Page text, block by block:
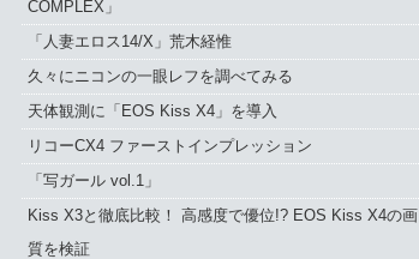
COMPLEX」
「人妻エロス14/X」荒木経惟
久々にニコンの一眼レフを調べてみる
天体観測に「EOS Kiss X4」を導入
リコーCX4 ファーストインプレッション
「写ガール vol.1」
Kiss X3と徹底比較！ 高感度で優位!? EOS Kiss X4の画
質を検証